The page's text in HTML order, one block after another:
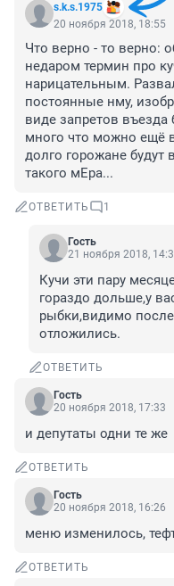
s.k.s.1975
20 ноября 2018, 18:55
Что верно - то верно:
недаром термин про
нарицательным.
постоянные нму,
виде запретов въезда
много что можно ещё
долго горожане
такого мЕра...
ОТВЕТИТЬ 1
Гость
21 ноября 2018,
Кучи эти пару
гораздо дольше,у
рыбки,видимо
отложились.
ОТВЕТИТЬ
Гость
20 ноября 2018, 17:33
и депутаты одни те же
ОТВЕТИТЬ
Гость
20 ноября 2018, 16:26
меню изменилось,
ОТВЕТИТЬ